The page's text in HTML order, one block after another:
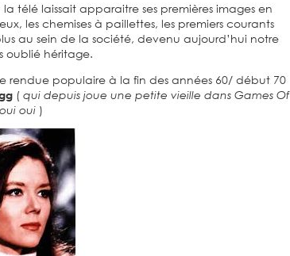
télé laissait apparaitre ses premières images en
les chemises à paillettes, les premiers courants
au sein de la société, devenu aujourd’hui notre
oublié héritage.
rendue populaire à la fin des années 60/ début 70
( qui depuis joue une petite vieille dans Games Of
oui )